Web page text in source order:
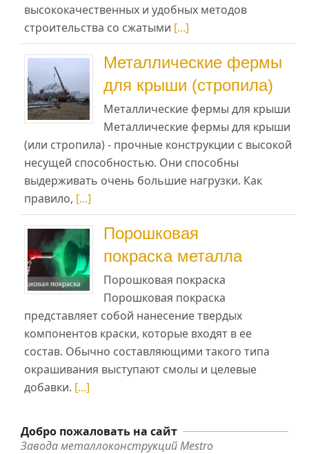
высококачественных и удобных методов
строительства со сжатыми [...]
Металлические фермы
для крыши (стропила)
Металлические фермы для крыши
Металлические фермы для крыши
(или стропила) - прочные конструкции с высокой
несущей способностью. Они способны
выдерживать очень большие нагрузки. Как
правило, [...]
Порошковая
покраска металла
Порошковая покраска
Порошковая покраска
представляет собой нанесение твердых
компонентов краски, которые входят в ее
состав. Обычно составляющими такого типа
окрашивания выступают смолы и целевые
добавки. [...]
Добро пожаловать на сайт
Завода металлоконструкций Mestro